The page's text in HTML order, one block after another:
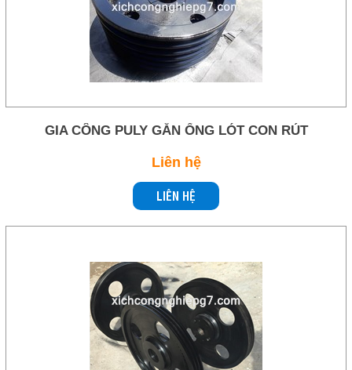
GIA CÔNG PULY GẮN ỐNG LÓT CON RÚT
Liên hệ
LIÊN HỆ
HotLine
0909 244 818
COPYRIGHT 2019. ALL RIGHTS RESERVED